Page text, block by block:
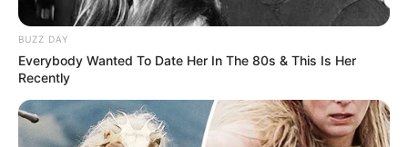
BUZZ DAY
Everybody Wanted To Date Her In The 80s & This Is Her
Recently